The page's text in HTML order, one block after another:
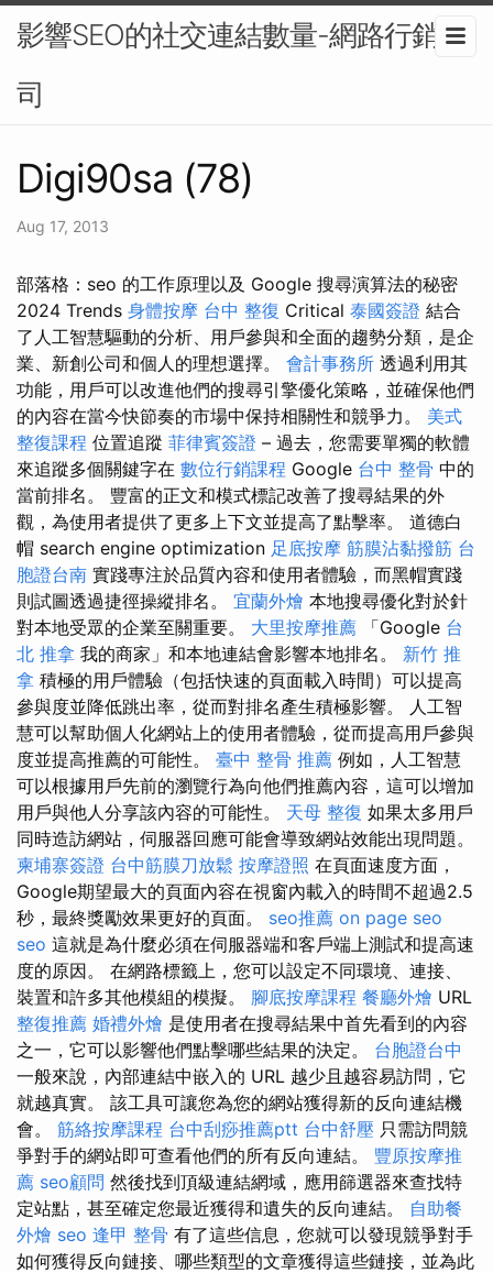
影響SEO的社交連結數量-網路行銷公
司
Digi90sa (78)
Aug 17, 2013
部落格：seo 的工作原理以及 Google 搜尋演算法的秘密
2024 Trends 身體按摩 台中 整復 Critical 泰國簽證 結合
了人工智慧驅動的分析、用戶參與和全面的趨勢分類，是企
業、新創公司和個人的理想選擇。 會計事務所 透過利用其
功能，用戶可以改進他們的搜尋引擎優化策略，並確保他們
的內容在當今快節奏的市場中保持相關性和競爭力。 美式
整復課程 位置追蹤 菲律賓簽證 – 過去，您需要單獨的軟體
來追蹤多個關鍵字在 數位行銷課程 Google 台中 整骨 中的
當前排名。 豐富的正文和模式標記改善了搜尋結果的外
觀，為使用者提供了更多上下文並提高了點擊率。 道德白
帽 search engine optimization 足底按摩 筋膜沾黏撥筋 台
胞證台南 實踐專注於品質內容和使用者體驗，而黑帽實踐
則試圖透過捷徑操縱排名。 宜蘭外燴 本地搜尋優化對於針
對本地受眾的企業至關重要。 大里按摩推薦 「Google 台
北 推拿 我的商家」和本地連結會影響本地排名。 新竹 推
拿 積極的用戶體驗（包括快速的頁面載入時間）可以提高
參與度並降低跳出率，從而對排名產生積極影響。 人工智
慧可以幫助個人化網站上的使用者體驗，從而提高用戶參與
度並提高推薦的可能性。 臺中 整骨 推薦 例如，人工智慧
可以根據用戶先前的瀏覽行為向他們推薦內容，這可以增加
用戶與他人分享該內容的可能性。 天母 整復 如果太多用戶
同時造訪網站，伺服器回應可能會導致網站效能出現問題。
柬埔寨簽證 台中筋膜刀放鬆 按摩證照 在頁面速度方面，
Google期望最大的頁面內容在視窗內載入的時間不超過2.5
秒，最終獎勵效果更好的頁面。 seo推薦 on page seo
seo 這就是為什麼必須在伺服器端和客戶端上測試和提高速
度的原因。 在網路標籤上，您可以設定不同環境、連接、
裝置和許多其他模組的模擬。 腳底按摩課程 餐廳外燴 URL
整復推薦 婚禮外燴 是使用者在搜尋結果中首先看到的內容
之一，它可以影響他們點擊哪些結果的決定。 台胞證台中
一般來說，內部連結中嵌入的 URL 越少且越容易訪問，它
就越真實。 該工具可讓您為您的網站獲得新的反向連結機
會。 筋絡按摩課程 台中刮痧推薦ptt 台中舒壓 只需訪問競
爭對手的網站即可查看他們的所有反向連結。 豐原按摩推
薦 seo顧問 然後找到頂級連結網域，應用篩選器來查找特
定站點，甚至確定您最近獲得和遺失的反向連結。 自助餐
外燴 seo 逢甲 整骨 有了這些信息，您就可以發現競爭對手
如何獲得反向鏈接、哪些類型的文章獲得這些鏈接，並為此